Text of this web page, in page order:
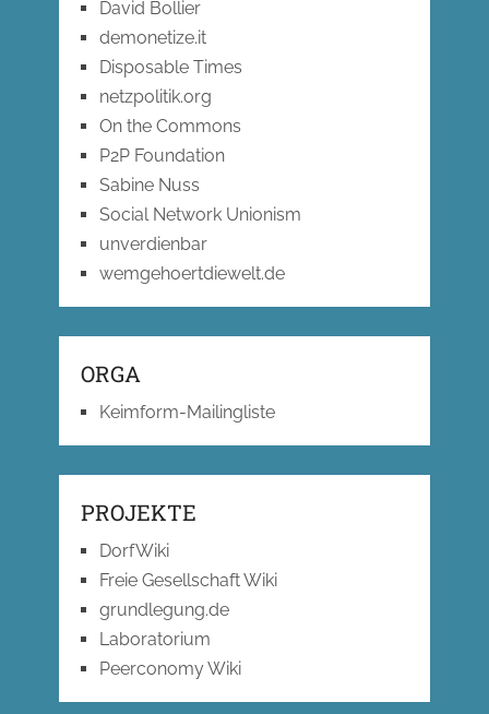
David Bollier
demonetize.it
Disposable Times
netzpolitik.org
On the Commons
P2P Foundation
Sabine Nuss
Social Network Unionism
unverdienbar
wemgehoertdiewelt.de
ORGA
Keimform-Mailingliste
PROJEKTE
DorfWiki
Freie Gesellschaft Wiki
grundlegung.de
Laboratorium
Peerconomy Wiki